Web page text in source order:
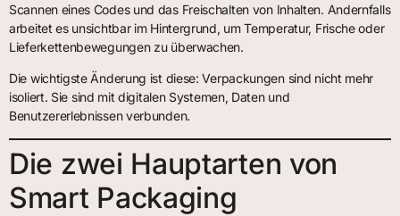
Scannen eines Codes und das Freischalten von Inhalten. Andernfalls
arbeitet es unsichtbar im Hintergrund, um Temperatur, Frische oder
Lieferkettenbewegungen zu überwachen.
Die wichtigste Änderung ist diese: Verpackungen sind nicht mehr
isoliert. Sie sind mit digitalen Systemen, Daten und
Benutzererlebnissen verbunden.
Die zwei Hauptarten von
Smart Packaging